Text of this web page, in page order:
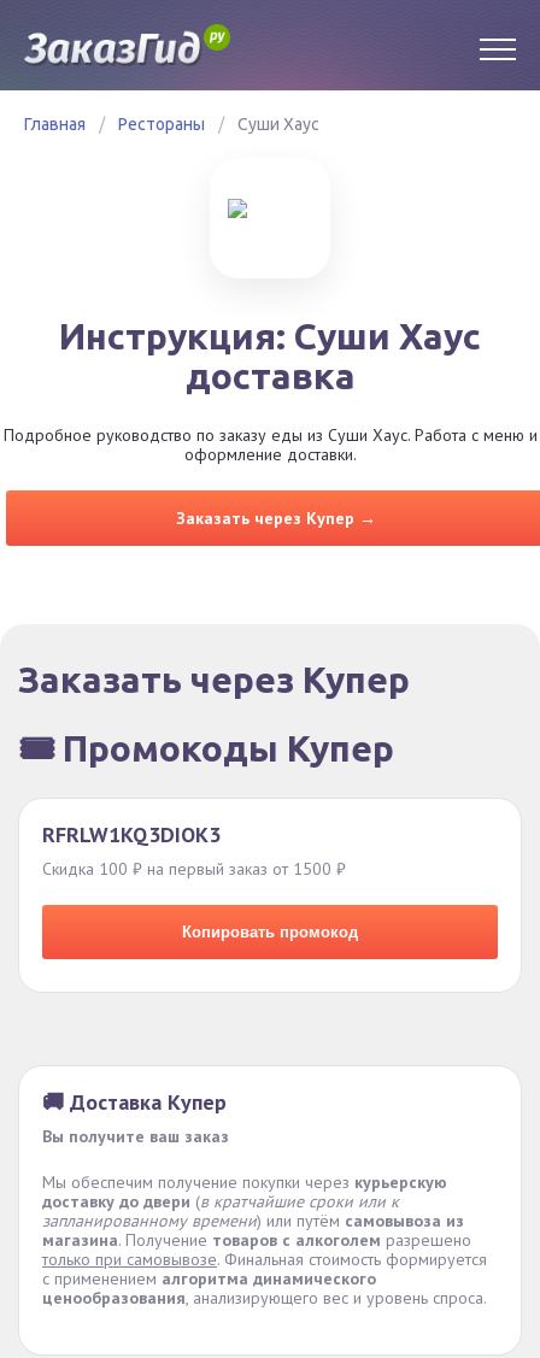
Главная / Рестораны / Суши Хаус
Инструкция: Суши Хаус
доставка
Подробное руководство по заказу еды из Суши Хаус. Работа с меню и
оформление доставки.
Заказать через Купер →
Заказать через Купер
🎟️ Промокоды Купер
RFRLW1KQ3DIOK3
Скидка 100 ₽ на первый заказ от 1500 ₽
Копировать промокод
🚚 Доставка Купер
Вы получите ваш заказ
Мы обеспечим получение покупки через курьерскую
доставку до двери (в кратчайшие сроки или к
запланированному времени) или путём самовывоза из
магазина. Получение товаров с алкоголем разрешено
только при самовывозе. Финальная стоимость формируется
с применением алгоритма динамического
ценообразования, анализирующего вес и уровень спроса.